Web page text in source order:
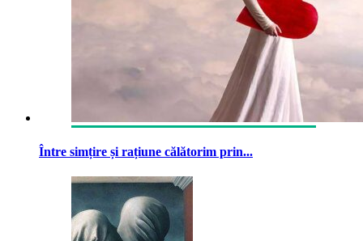
Între simțire și rațiune călătorim prin...